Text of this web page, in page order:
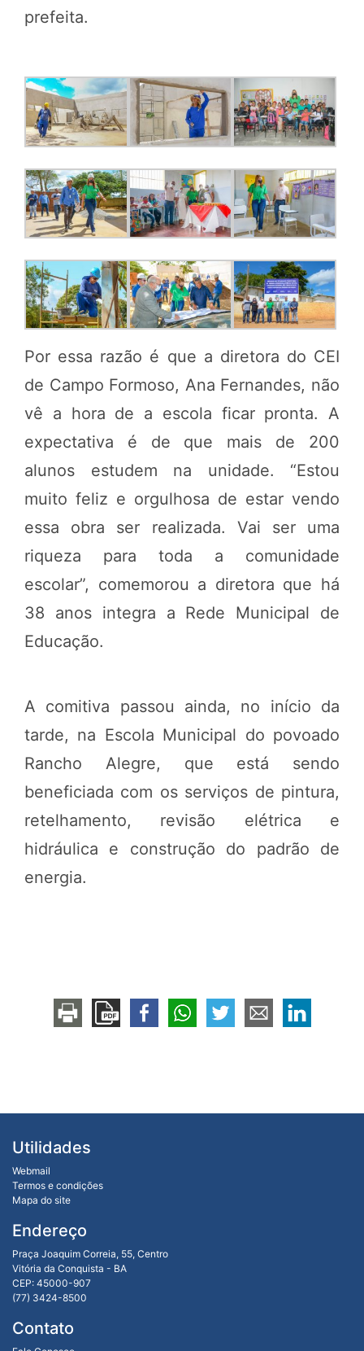
prefeita.
Por essa razão é que a diretora do CEI
de Campo Formoso, Ana Fernandes, não
vê a hora de a escola ficar pronta. A
expectativa é de que mais de 200
alunos estudem na unidade. “Estou
muito feliz e orgulhosa de estar vendo
essa obra ser realizada. Vai ser uma
riqueza para toda a comunidade
escolar”, comemorou a diretora que há
38 anos integra a Rede Municipal de
Educação.
A comitiva passou ainda, no início da
tarde, na Escola Municipal do povoado
Rancho Alegre, que está sendo
beneficiada com os serviços de pintura,
retelhamento, revisão elétrica e
hidráulica e construção do padrão de
energia.
Utilidades
Webmail
Termos e condições
Mapa do site
Endereço
Praça Joaquim Correia, 55, Centro
Vitória da Conquista - BA
CEP: 45000-907
(77) 3424-8500
Contato